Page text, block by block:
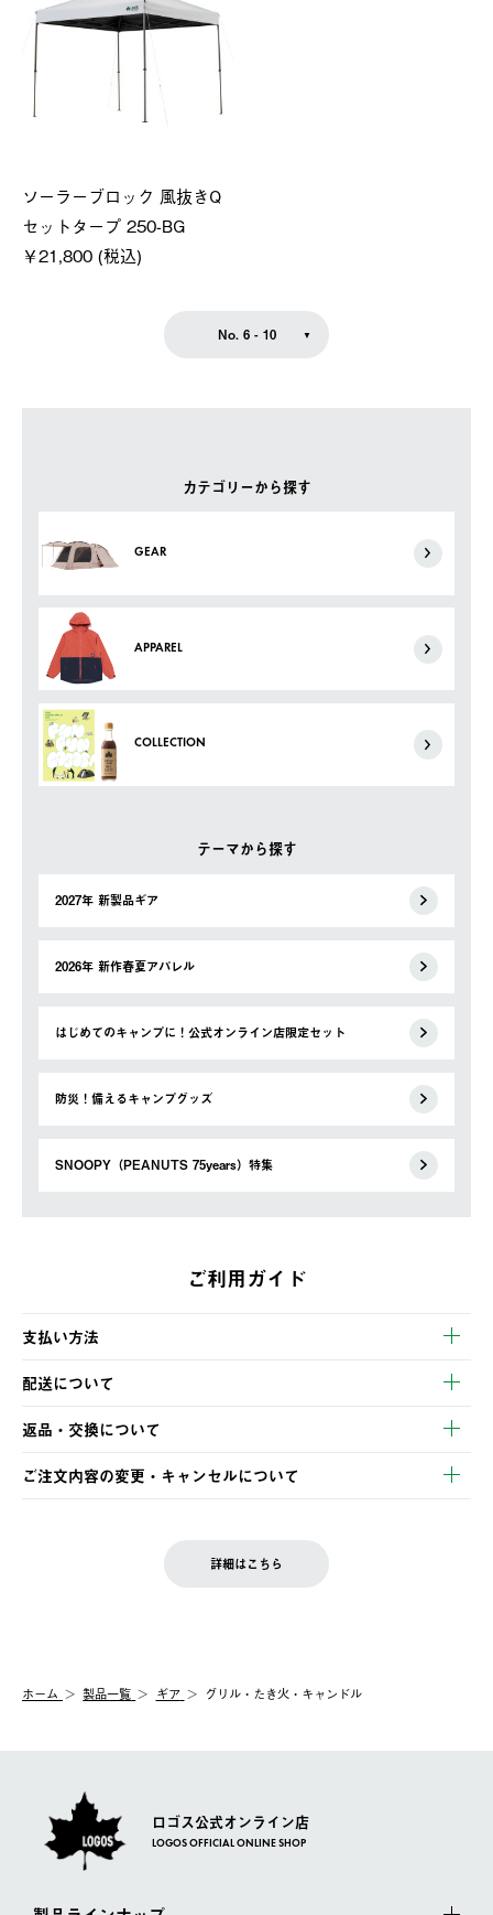
カテゴリーから探す
GEAR
APPAREL
COLLECTION
テーマから探す
2027年 新製品ギア
2026年 新作春夏アパレル
はじめてのキャンプに！公式オンライン店限定セット
防災！備えるキャンプグッズ
SNOOPY（PEANUTS 75years）特集
ソーラーブロック 風抜きQ
セットタープ 250-BG
￥21,800 (税込)
No. 6 - 10
ご利用ガイド
支払い方法
以下のいずれかの方法でお支払いいただけます。
・クレジットカード決済
・コンビニ決済
・Pay-easy決済
配送について
【発送スケジュール】
ご注文・ご入金完了より2営業日以内に商品を発送いたします。
土日祝の発送はございませんので、木曜日以降のご注文は週明け
の発送となる場合がございます。
【配送業者】
佐川急便にて配送されます。
返品・交換について
※お客様都合の場合
お客様都合の返品にかかる送料は、お客様ご負担とさせていただ
一度お手元の商品を返品いただき、ご希望商品を再注文してくだ
ご注文内容の変更・キャンセルについて
LOGOS FAMILY会員の方は、会員マイページ内 購入履歴画面に
詳細はこちら
ホーム 製品一覧 ギア グリル・たき火・キャンドル
ロゴス公式オンライン店
LOGOS OFFICIAL ONLINE SHOP